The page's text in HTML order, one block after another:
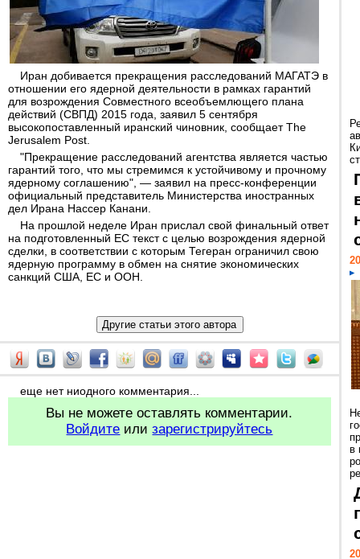
Иран добивается прекращения расследований МАГАТЭ в
отношении его ядерной деятельности в рамках гарантий
для возрождения Совместного всеобъемлющего плана
действий (СВПД) 2015 года, заявил 5 сентября
высокопоставленный иранский чиновник, сообщает The
Jerusalem Post.
"Прекращение расследований агентства является частью
гарантий того, что мы стремимся к устойчивому и прочному
ядерному соглашению", — заявил на пресс-конференции
официальный представитель Министерства иностранных
дел Ирана Нассер Канани.
На прошлой неделе Иран прислал свой финальный ответ
на подготовленный ЕС текст с целью возрождения ядерной
сделки, в соответствии с которым Тегеран ограничил свою
ядерную программу в обмен на снятие экономических
санкций США, ЕС и ООН.
еще нет ниодного комментария...
Вы не можете оставлять комментарии.
Войдите илизарегистрируйтесь
в